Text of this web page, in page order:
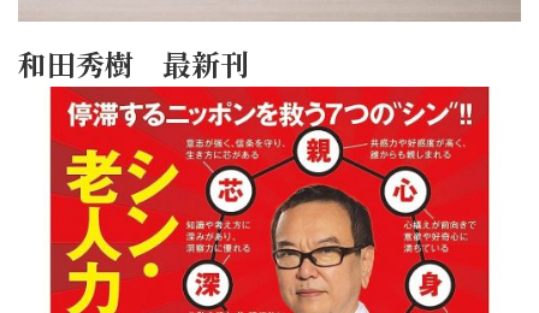
和田秀樹 最新刊